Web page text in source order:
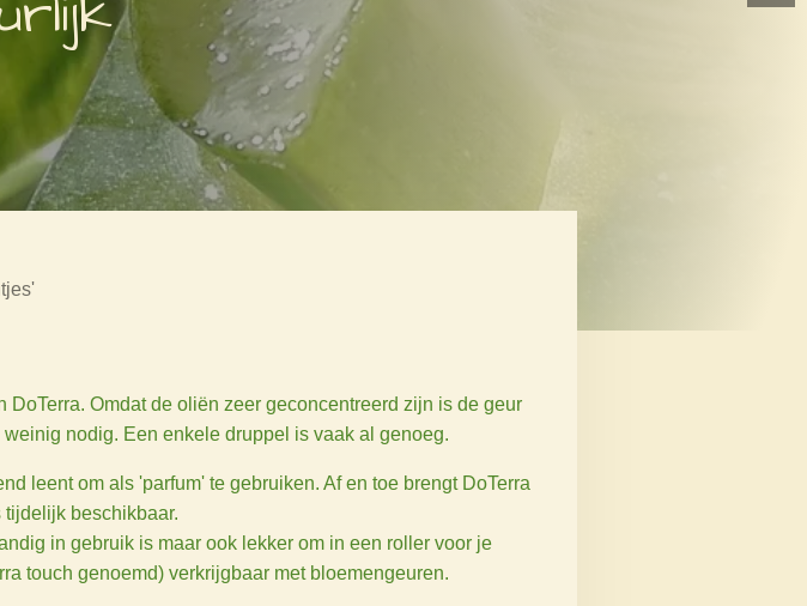
Omdat de oliën zeer geconcentreerd zijn is de geur
nodig. Een enkele druppel is vaak al genoeg.
leent om als 'parfum' te gebruiken. Af en toe brengt DoTerra
tijdelijk beschikbaar.
in gebruik is maar ook lekker om in een roller voor je
touch genoemd) verkrijgbaar met bloemengeuren.